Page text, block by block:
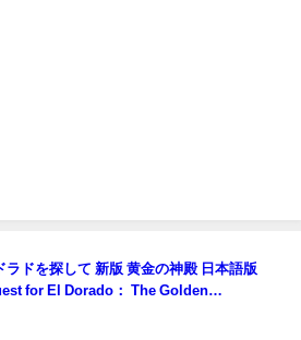
ラドを探して 新版 黄金の神殿 日本語版
for El Dorado： The Golden